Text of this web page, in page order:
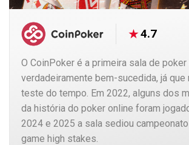
4.7
O CoinPoker é a primeira sala de
verdadeiramente bem-sucedida, já que
teste do tempo. Em 2022, alguns dos
da história do poker online foram
2024 e 2025 a sala sediou
game high stakes.